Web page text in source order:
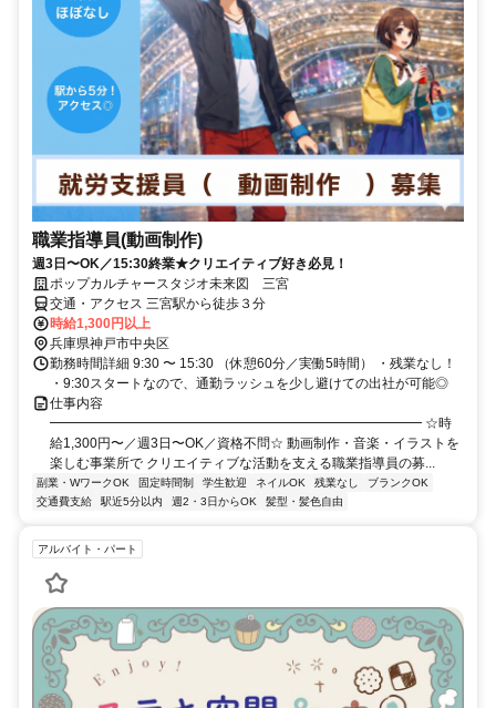
職業指導員(動画制作)
週3日〜OK／15:30終業★クリエイティブ好き必見！
ポップカルチャースタジオ未来図 三宮
交通・アクセス 三宮駅から徒歩３分
時給1,300円以上
兵庫県神戸市中央区
勤務時間詳細 9:30 〜 15:30 （休憩60分／実働5時間） ・残業なし！
・9:30スタートなので、通勤ラッシュを少し避けての出社が可能◎
仕事内容
━━━━━━━━━━━━━━━━━━━━━━━━━━━━ ☆時
給1,300円〜／週3日〜OK／資格不問☆ 動画制作・音楽・イラストを
楽しむ事業所で クリエイティブな活動を支える職業指導員の募...
副業・WワークOK 固定時間制 学生歓迎 ネイルOK 残業なし
ブランクOK
交通費支給
駅近5分以内 週2・3日からOK 髪型・髪色自由
アルバイト・パート